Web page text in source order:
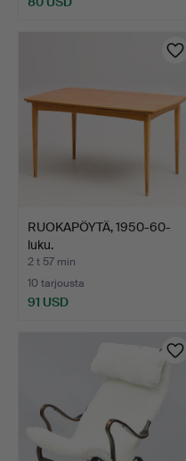
RUOKAPÖYTÄ, 1950-60-
luku.
2 t 57 min
10 tarjousta
91 USD